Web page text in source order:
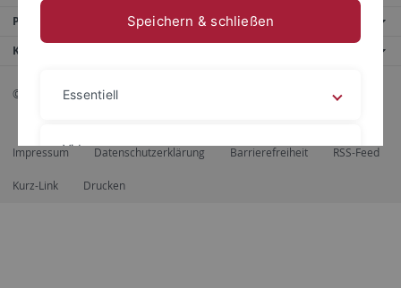
Portale
Kontaktinfo
© 2026 Eberhard Karls Universität Tübingen, Tübingen
Impressum Datenschutzerklärung Barrierefreiheit RSS-Feed
Kurz-Link Drucken
Speichern & schließen
Essentiell
Videos